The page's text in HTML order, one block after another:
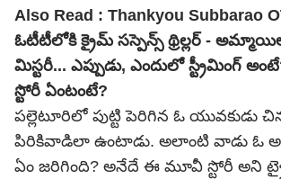
Also Read : Thankyou Subbarao
ఓటీటీలోకి క్రైమ్ సస్పెన్స్ థ్రిల్లర్ -
మిస్టరీ... ఎప్పుడు, ఎందులో స్ట్రీమింగ్
స్టోరీ ఏంటంటే?
పల్లెటూరిలో పుట్టి పెరిగిన ఓ యువకుడు
పిరికివాడిలా ఉంటాడు. అలాంటి వాడు ఓ
ఏం జరిగింది? అనేదే ఈ మూవీ స్టోరీ అని